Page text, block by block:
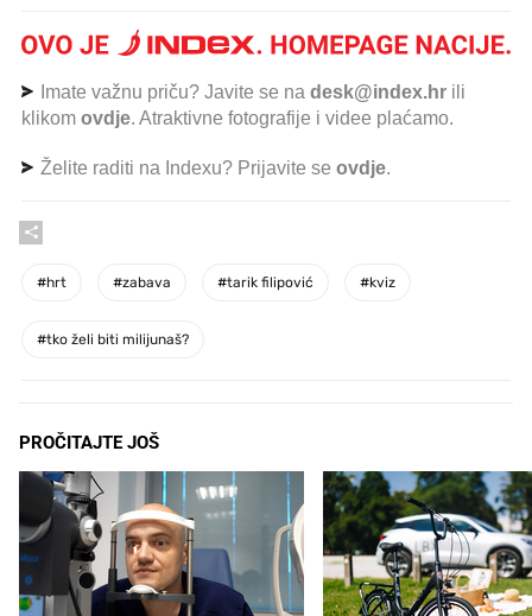
Imate važnu priču? Javite se na desk@index.hr ili
klikom ovdje. Atraktivne fotografije i videe plaćamo.
Želite raditi na Indexu? Prijavite se ovdje.
#hrt #zabava #tarik filipović #kviz
#tko želi biti milijunaš?
PROČITAJTE JOŠ